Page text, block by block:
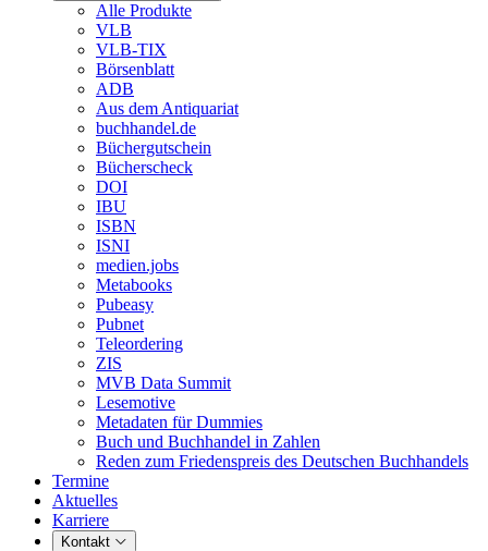
Alle Produkte
VLB
VLB-TIX
Börsenblatt
ADB
Aus dem Antiquariat
buchhandel.de
Büchergutschein
Bücherscheck
DOI
IBU
ISBN
ISNI
medien.jobs
Metabooks
Pubeasy
Pubnet
Teleordering
ZIS
MVB Data Summit
Lesemotive
Metadaten für Dummies
Buch und Buchhandel in Zahlen
Reden zum Friedenspreis des Deutschen Buchhandels
Termine
Aktuelles
Karriere
Kontakt